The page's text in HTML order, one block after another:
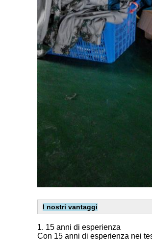
I nostri vantaggi
1. 15 anni di esperienza
Con 15 anni di esperienza nei